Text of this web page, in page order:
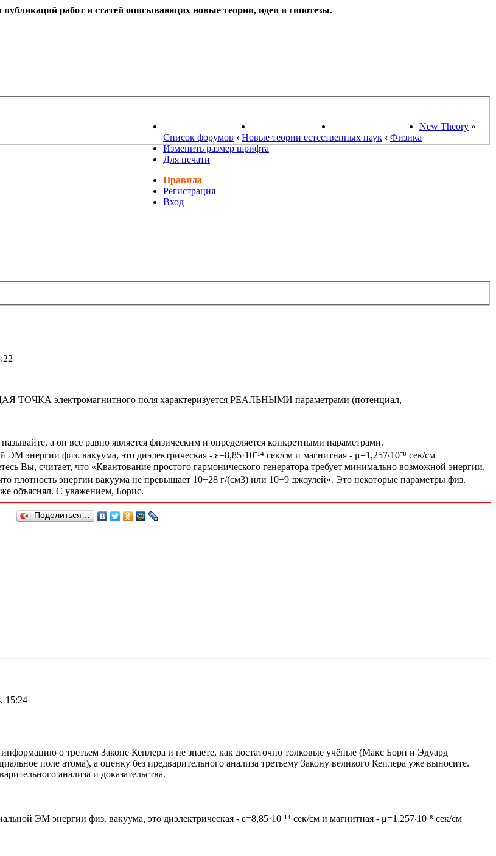
публикаций работ и статей описывающих новые теории, идеи и гипотезы.
ПОЖЕЛАНИЯ
НОВОСТИ НАУКИ ПОИСК ТЕОРИЙ СТАРЫЙ ПОРТАЛ New Theory »
Список форумов ‹ Новые теории естественных наук ‹ Физика
Изменить размер шрифта
Для печати
Правила
Регистрация
Вход
ТОЧКА электромагнитного поля характеризуется РЕАЛЬНЫМИ параметрами (потенциал,
а он все равно является физическим и определяется конкретными параметрами.
энергии физ. вакуума, это диэлектрическая - ε=8,85·10⁻¹⁴ сек/см и магнитная - μ=1,257‧10⁻⁸ сек/см
Вы, считает, что «Квантование простого гармонического генератора требует минимально возможной энергии,
плотность энергии вакуума не превышает 10−28 г/(см3) или 10−9 джоулей». Это некоторые параметры физ.
объяснял. С уважением, Борис.
Поделиться…
15:24
о третьем Законе Кеплера и не знаете, как достаточно толковые учёные (Макс Борн и Эдуард
поле атома), а оценку без предварительного анализа третьему Закону великого Кеплера уже выносите.
анализа и доказательства.
ЭМ энергии физ. вакуума, это диэлектрическая - ε=8,85·10⁻¹⁴ сек/см и магнитная - μ=1,257‧10⁻⁸ сек/см